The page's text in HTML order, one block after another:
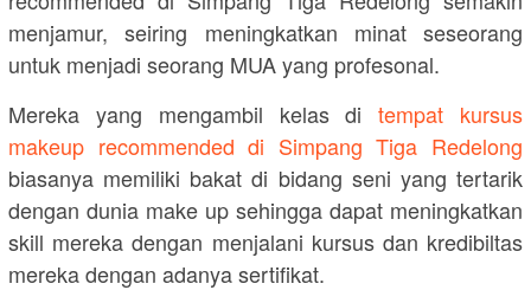
menjamur, seiring meningkatkan minat seseorang
untuk menjadi seorang MUA yang profesonal.
Mereka yang mengambil kelas ditempat kursus
makeup recommended di Simpang Tiga Redelong
biasanya memiliki bakat di bidang seni yang tertarik
dengan dunia make up sehingga dapat meningkatkan
skill mereka dengan menjalani kursus dan kredibiltas
mereka dengan adanya sertifikat.